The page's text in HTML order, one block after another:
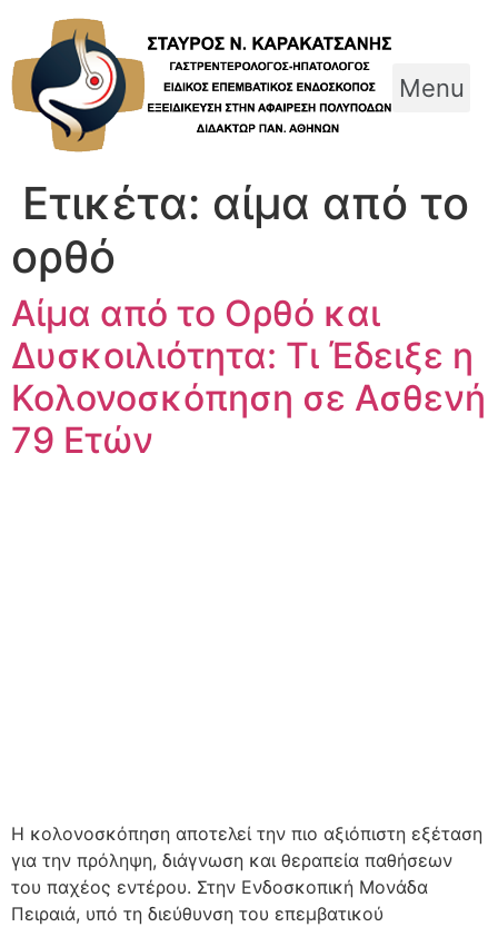
content
Menu
Ετικέτα: αίμα από το
ορθό
Αίμα από το Ορθό και
Δυσκοιλιότητα: Τι Έδειξε η
Κολονοσκόπηση σε Ασθενή
79 Ετών
Η κολονοσκόπηση αποτελεί την πιο αξιόπιστη εξέταση
για την πρόληψη, διάγνωση και θεραπεία παθήσεων
του παχέος εντέρου. Στην Ενδοσκοπική Μονάδα
Πειραιά, υπό τη διεύθυνση του επεμβατικού